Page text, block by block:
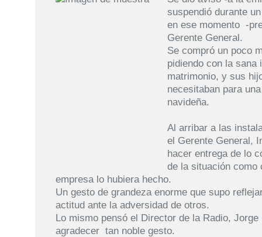
suspendió durante
en ese momento -
Gerente General.
Se compró un poco
pidiendo con la sana
matrimonio, y sus
necesitaban para
navideña.
Al arribar a las
el Gerente General,
hacer entrega de lo
de la situación como
empresa lo hubiera hecho.
Un gesto de grandeza enorme que supo
actitud ante la adversidad de otros.
Lo mismo pensó el Director de la Radio,
agradecer tan noble gesto.